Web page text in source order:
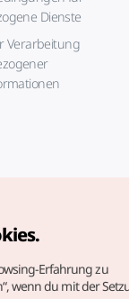
Dienste
Verarbeitung
Erfahrung zu
wenn du mit der